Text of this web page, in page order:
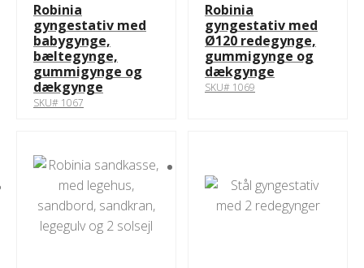
Robinia
gyngestativ med
babygynge,
bæltegynge,
gummigynge og
dækgynge
SKU# 1067
Robinia
gyngestativ med
Ø120 redegynge,
gummigynge og
dækgynge
SKU# 1069